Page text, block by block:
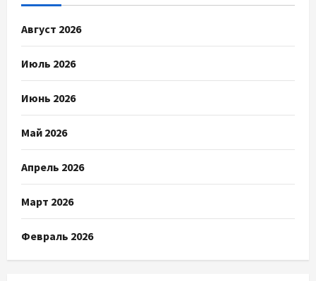
Август 2026
Июль 2026
Июнь 2026
Май 2026
Апрель 2026
Март 2026
Февраль 2026